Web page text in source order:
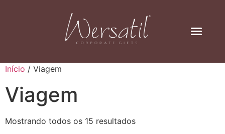
Início / Viagem
Viagem
Mostrando todos os 15 resultados